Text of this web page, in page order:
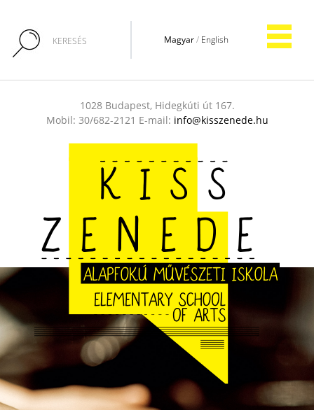
Magyar/ English
1028 Budapest, Hidegkúti út 167.
Mobil: 30/682-2121 E-mail: info@kisszenede.hu